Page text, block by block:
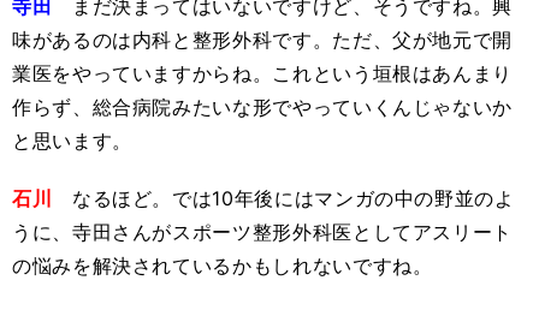
寺田
まだ決まってはいないですけど、そうですね。興
味があるのは内科と整形外科です。ただ、父が地元で開
業医をやっていますからね。これという垣根はあんまり
作らず、総合病院みたいな形でやっていくんじゃないか
と思います。
石川
なるほど。では10年後にはマンガの中の野並のよ
うに、寺田さんがスポーツ整形外科医としてアスリート
の悩みを解決されているかもしれないですね。